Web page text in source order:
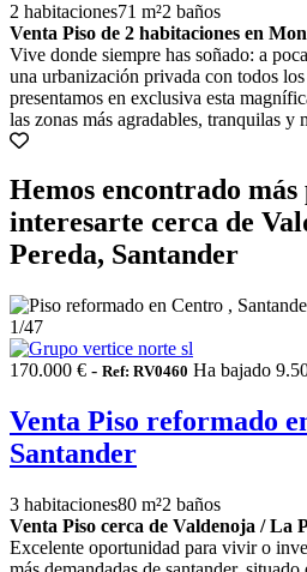
2 habitaciones71 m²2 baños
Venta Piso de 2 habitaciones en
Vive donde siempre has soñado: a
una urbanización privada con todos
presentamos en exclusiva esta
las zonas más agradables, tranquilas y
Hemos encontrado más
interesarte cerca de
Pereda, Santander
1/47
170.000 € - Ref: RV0460 Ha bajado
Venta Piso reformado
Santander
3 habitaciones80 m²2 baños
Venta Piso cerca de Valdenoja / La
Excelente oportunidad para vivir o